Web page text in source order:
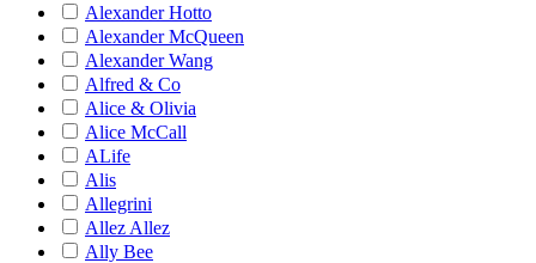
Alexander Hotto
Alexander McQueen
Alexander Wang
Alfred & Co
Alice & Olivia
Alice McCall
ALife
Alis
Allegrini
Allez Allez
Ally Bee